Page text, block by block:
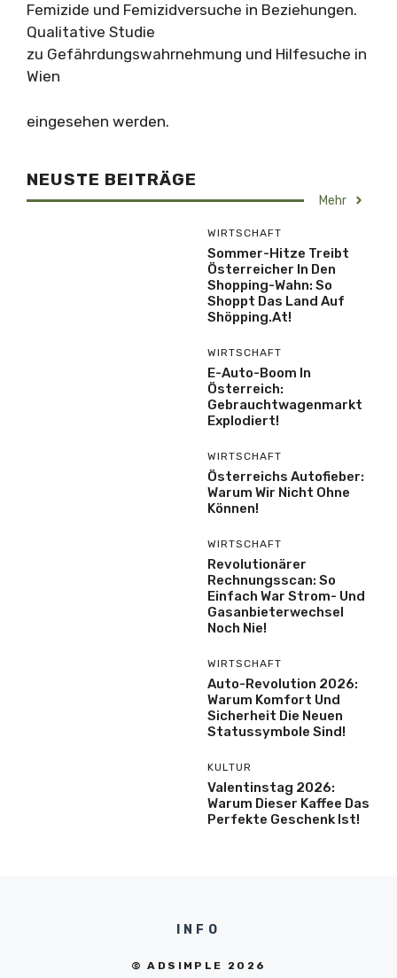
Femizide und Femizidversuche in Beziehungen.
Qualitative Studie
zu Gefährdungswahrnehmung und Hilfesuche in
Wien
eingesehen werden.
NEUSTE BEITRÄGE
Mehr
WIRTSCHAFT
Sommer-Hitze Treibt
Österreicher In Den
Shopping-Wahn: So
Shoppt Das Land Auf
Shöpping.at!
WIRTSCHAFT
E-Auto-Boom In
Österreich:
Gebrauchtwagenmarkt
Explodiert!
WIRTSCHAFT
Österreichs Autofieber:
Warum Wir Nicht Ohne
Können!
WIRTSCHAFT
Revolutionärer
Rechnungsscan: So
Einfach War Strom- Und
Gasanbieterwechsel
Noch Nie!
WIRTSCHAFT
Auto-Revolution 2026:
Warum Komfort Und
Sicherheit Die Neuen
Statussymbole Sind!
KULTUR
Valentinstag 2026:
Warum Dieser Kaffee Das
Perfekte Geschenk Ist!
INFO
© ADSIMPLE 2026